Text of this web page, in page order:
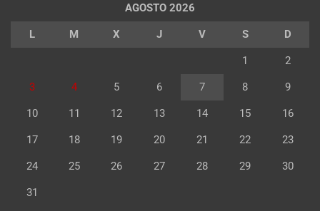
AGOSTO 2026
L M X J V S D
1 2
3 4 5 6 7 8 9
10 11 12 13 14 15 16
17 18 19 20 21 22 23
24 25 26 27 28 29 30
31